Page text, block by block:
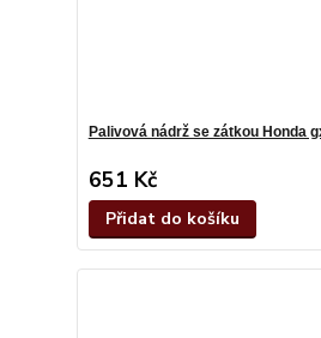
Palivová nádrž se zátkou Honda
651 Kč
Přidat do košíku